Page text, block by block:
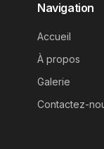
Navigation
Accueil
À propos
Galerie
Contactez-